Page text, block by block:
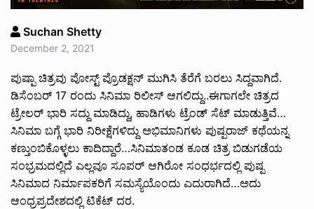
Suchan Shetty
December 2, 2021
ಪುಷ್ಪಾ ಚಿತ್ರವು ಪೋಸ್ಟ್ ಪ್ರೊಡಕ್ಷನ್‌ ಮುಗಿಸಿ ತೆರೆಗೆ ಬರಲು ಸಿದ್ದವಾಗಿದೆ.
ಡಿಸೆಂಬರ್ 17 ರಂದು ಸಿನಿಮಾ ರಿಲೀಸ್ ಆಗಲಿದ್ದು..ಈಗಾಗಲೇ ಚಿತ್ರದ
ಟ್ರೇಲರ್‌ ಭಾರಿ ಸದ್ದು ಮಾಡಿದ್ದು, ಹಾಡಿಗಳು ಟ್ರೆಂಡ್ ಸೆಟ್ ಮಾಡುತ್ತಿವೆ…
ಸಿನಿಮಾ‌ ಬಗ್ಗೆ ಭಾರಿ ನಿರೀಕ್ಷೆಗಳಿದ್ದು ಅಭಿಮಾನಿಗಳು ಪುಷ್ಪರಾಜ್ ಕಥೆಯನ್ನ
ಕಣ್ತುಂಬಿಕೊಳ್ಳಲು ಕಾದಿದ್ದಾರೆ…ಸಿನಿಮಾತಂಡ ಕೂಡ ಚಿತ್ರ ಬಿಡುಗಡೆಯ
ಸಂಭ್ರಮದಲ್ಲಿದೆ ಎಲ್ಲವೂ ಸೂಪರ್ ಆಗಿರೋ ಸಂಧರ್ಭದಲ್ಲಿ ಪುಷ್ಪ
ಸಿನಿಮಾದ ನಿರ್ಮಾಪಕರಿಗೆ ಸಮಸ್ಯೆಯೊಂದು ಎದುರಾಗಿದೆ…ಅದು
ಆಂಧ್ರಪ್ರದೇಶದಲ್ಲಿ ಟಿಕೆಟ್ ದರ.